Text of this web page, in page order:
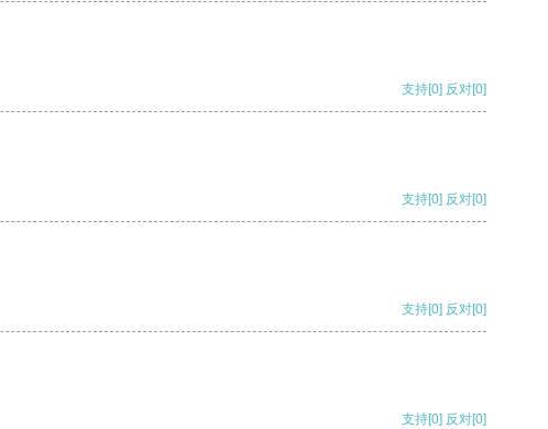
支持[0] 反对[0]
支持[0] 反对[0]
支持[0] 反对[0]
支持[0] 反对[0]